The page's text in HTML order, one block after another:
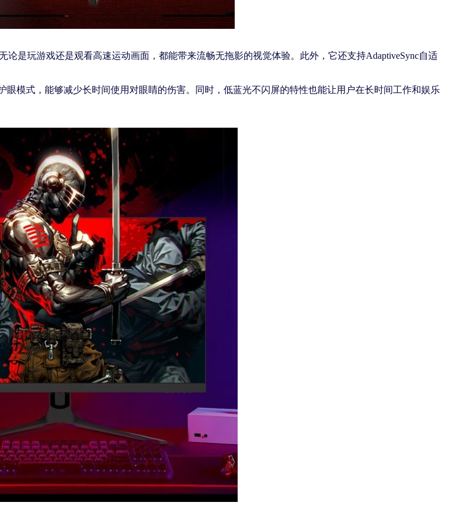
是玩游戏还是观看高速运动画面，都能带来流畅无拖影的视觉体验。此外，它还支持AdaptiveSync自适
模式，能够减少长时间使用对眼睛的伤害。同时，低蓝光不闪屏的特性也能让用户在长时间工作和娱乐